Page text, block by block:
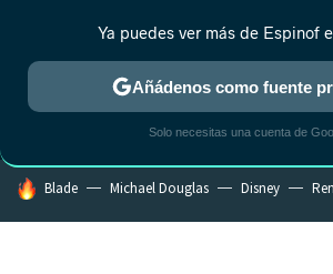
MENÚ
ESTRENOS REALITY ANIME
HOY SE HABLA DE
Blade Michael Douglas Disney
Ya puedes ver más de Espinof
Añádenos como fuente
Solo necesitas una cuenta de